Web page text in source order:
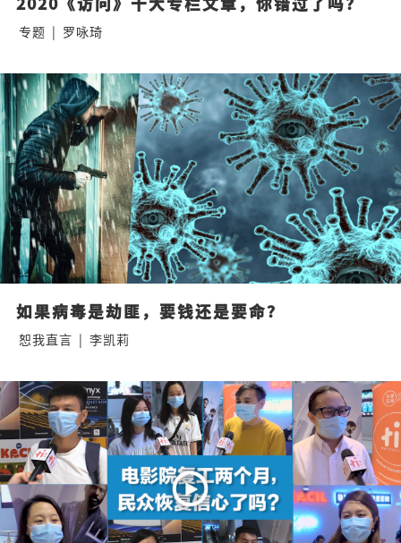
专题 | 罗咏琦
如果病毒是劫匪，要钱还是要命？
恕我直言 | 李凯莉